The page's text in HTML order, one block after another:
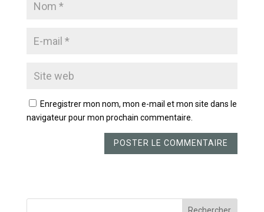
Enregistrer mon nom, mon e-mail et mon site dans le
navigateur pour mon prochain commentaire.